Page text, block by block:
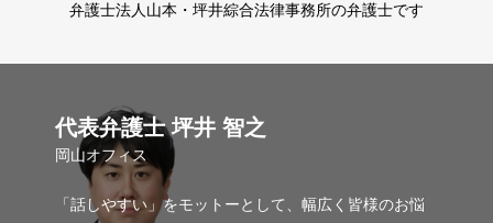
弁護士法人山本・坪井綜合法律事務所の弁護士です
代表弁護士 坪井 智之
岡山オフィス
「話しやすい」をモットーとして、幅広く皆様のお悩